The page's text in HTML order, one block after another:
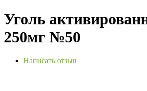
Уголь
250мг №50
Написать отзыв